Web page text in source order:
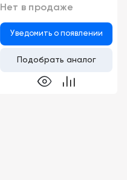
Нет в продаже
Уведомить о появлении
Подобрать аналог